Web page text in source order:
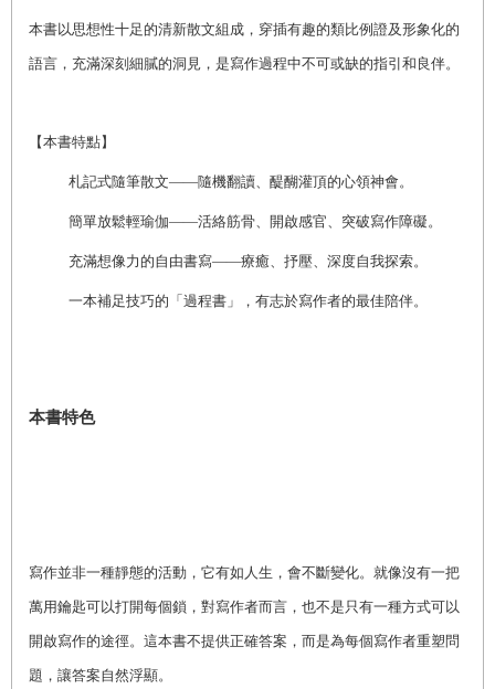
本書以思想性十足的清新散文組成，穿插有趣的類比例證及形象化的
語言，充滿深刻細膩的洞見，是寫作過程中不可或缺的指引和良伴。
【本書特點】
札記式隨筆散文——隨機翻讀、醍醐灌頂的心領神會。
簡單放鬆輕瑜伽——活絡筋骨、開啟感官、突破寫作障礙。
充滿想像力的自由書寫——療癒、抒壓、深度自我探索。
一本補足技巧的「過程書」，有志於寫作者的最佳陪伴。
本書特色
寫作並非一種靜態的活動，它有如人生，會不斷變化。就像沒有一把
萬用鑰匙可以打開每個鎖，對寫作者而言，也不是只有一種方式可以
開啟寫作的途徑。這本書不提供正確答案，而是為每個寫作者重塑問
題，讓答案自然浮顯。